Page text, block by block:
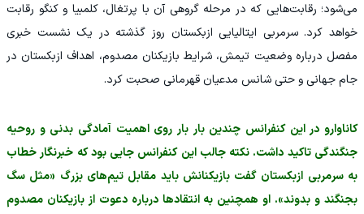
می‌شود؛ رقابت‌هایی که در مرحله گروهی آن با پرتغال، کلمبیا و کنگو رقابت
خواهد کرد. سرمربی ایتالیایی ازبکستان روز گذشته در یک نشست خبری
مفصل درباره وضعیت تیمش، شرایط بازیکنان مصدوم، اهداف ازبکستان در
جام جهانی و حتی شانس مدعیان قهرمانی صحبت کرد.
کاناوارو در این کنفرانس چندین بار بار روی اهمیت آمادگی بدنی و روحیه
جنگندگی تاکید داشت. نکته جالب این کنفرانس جایی بود که خبرنگار خطاب
به سرمربی ازبکستان گفت بازیکنانش باید مقابل تیم‌های بزرگ «مثل سگ
بجنگند و بدوند». او همچنین به انتقادها درباره دعوت از بازیکنان مصدوم